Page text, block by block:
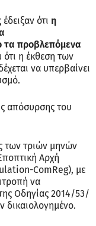
ότι η
τα προβλεπόμενα
ότι η έκθεση των
να υπερβαίνει
απόσυρσης του
των τριών μηνών
Αρχή
ComReg), με
να
Οδηγίας 2014/53/
δικαιολογημένο.